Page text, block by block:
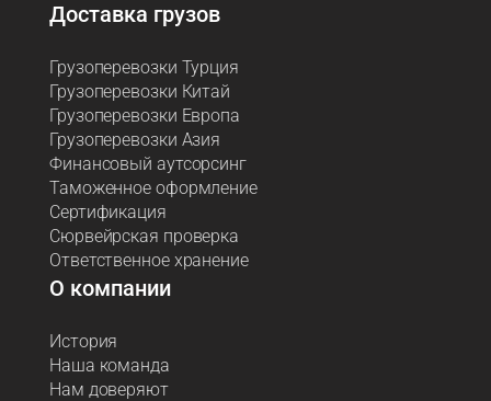
Доставка грузов
Грузоперевозки Турция
Грузоперевозки Китай
Грузоперевозки Европа
Грузоперевозки Азия
Финансовый аутсорсинг
Таможенное оформление
Сертификация
Сюрвейрская проверка
Ответственное хранение
О компании
История
Наша команда
Нам доверяют